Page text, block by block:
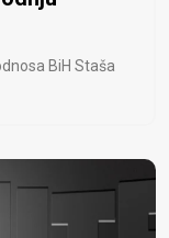
BiH Staša